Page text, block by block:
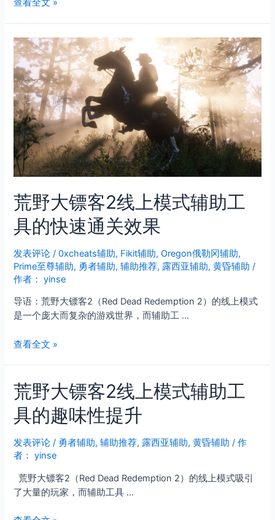
职
业
发
育
指
南
与
进
阶
策
略
镖
客
2
Fortitude
–
勇
者
辅
助
的
大
功
能
现
查看全文 »
荒野大镖客2线上模式辅助工
具的快速通关效果
发表评论 /0xcheats辅助, Fikit辅助,Oregon俄勒冈辅助,
Prime至尊辅助, 勇者辅助,辅助推荐, 露西亚辅助,黄昏辅助 /
作者： yinse
导语：荒野大镖客2（Red Dead Redemption 2）的线上模式
是一个庞大而复杂的游戏世界，而辅助工 …
荒
镖
客
线
上
模
辅
助
查看全文 »
荒野大镖客2线上模式辅助工
具的趣味性提升
发表评论 / 勇者辅助,辅助推荐, 露西亚辅助,黄昏辅助 / 作
者： yinse
荒野大镖客2（Red Dead Redemption 2）的线上模式吸引
了大量的玩家，而辅助工具 …